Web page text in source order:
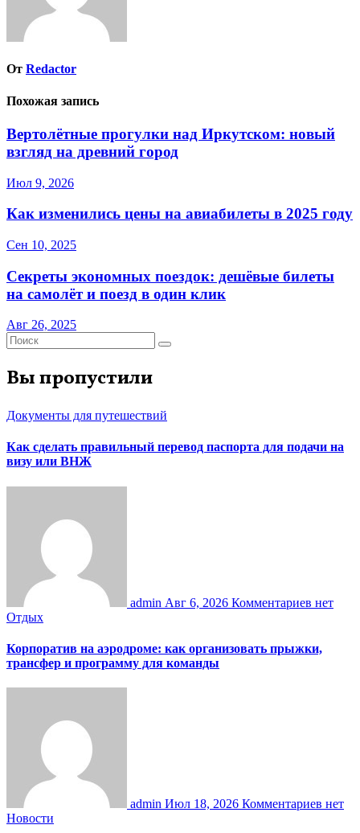
От Redactor
Похожая запись
Вертолётные прогулки над Иркутском: новый
взгляд на древний город
Июл 9, 2026
Как изменились цены на авиабилеты в 2025 году
Сен 10, 2025
Секреты экономных поездок: дешёвые билеты
на самолёт и поезд в один клик
Авг 26, 2025
Вы пропустили
Документы для путешествий
Как сделать правильный перевод паспорта для подачи на
визу или ВНЖ
admin Авг 6, 2026 Комментариев нет
Отдых
Корпоратив на аэродроме: как организовать прыжки,
трансфер и программу для команды
admin Июл 18, 2026 Комментариев нет
Новости